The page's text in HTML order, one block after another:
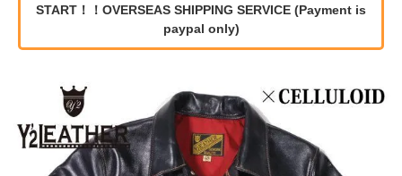
START！！OVERSEAS SHIPPING SERVICE (Payment is
paypal only)